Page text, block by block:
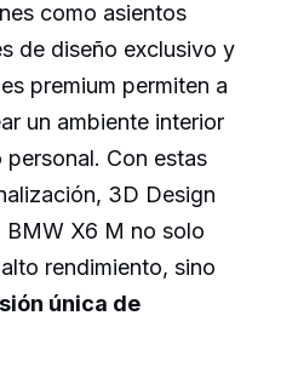
como asientos
de diseño exclusivo y
premium permiten a
un ambiente interior
Con estas
3D Design
BMW X6 M no solo
rendimiento, sino
única de